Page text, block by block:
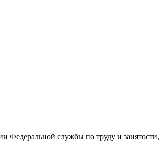
Федеральной службы по труду и занятости,